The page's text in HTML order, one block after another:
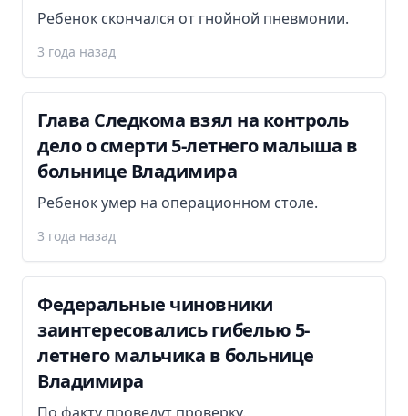
Ребенок скончался от гнойной пневмонии.
3 года назад
Глава Следкома взял на контроль
дело о смерти 5-летнего малыша в
больнице Владимира
Ребенок умер на операционном столе.
3 года назад
Федеральные чиновники
заинтересовались гибелью 5-
летнего мальчика в больнице
Владимира